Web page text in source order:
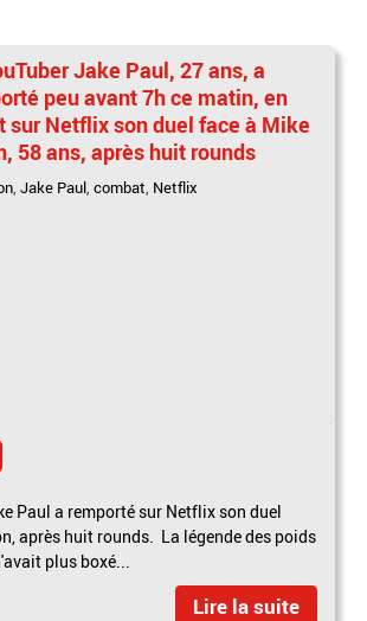
Jake Paul, 27 ans, a
peu avant 7h ce matin, en
sur Netflix son duel face à Mike
58 ans, après huit rounds
,Jake Paul,combat, Netflix
Paul a remporté sur Netflix son duel
après huit rounds. La légende des poids
plus boxé...
Lire la suite